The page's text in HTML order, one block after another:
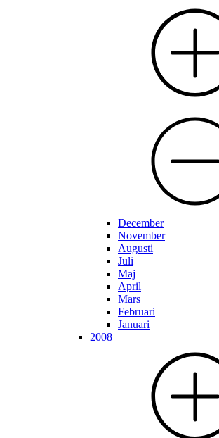
December
November
Augusti
Juli
Maj
April
Mars
Februari
Januari
2008